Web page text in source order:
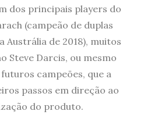
dos principais players do
(campeão de duplas
Austrália de 2018), muitos
Steve Darcis, ou mesmo
campeões, que a
passos em direção ao
do produto.